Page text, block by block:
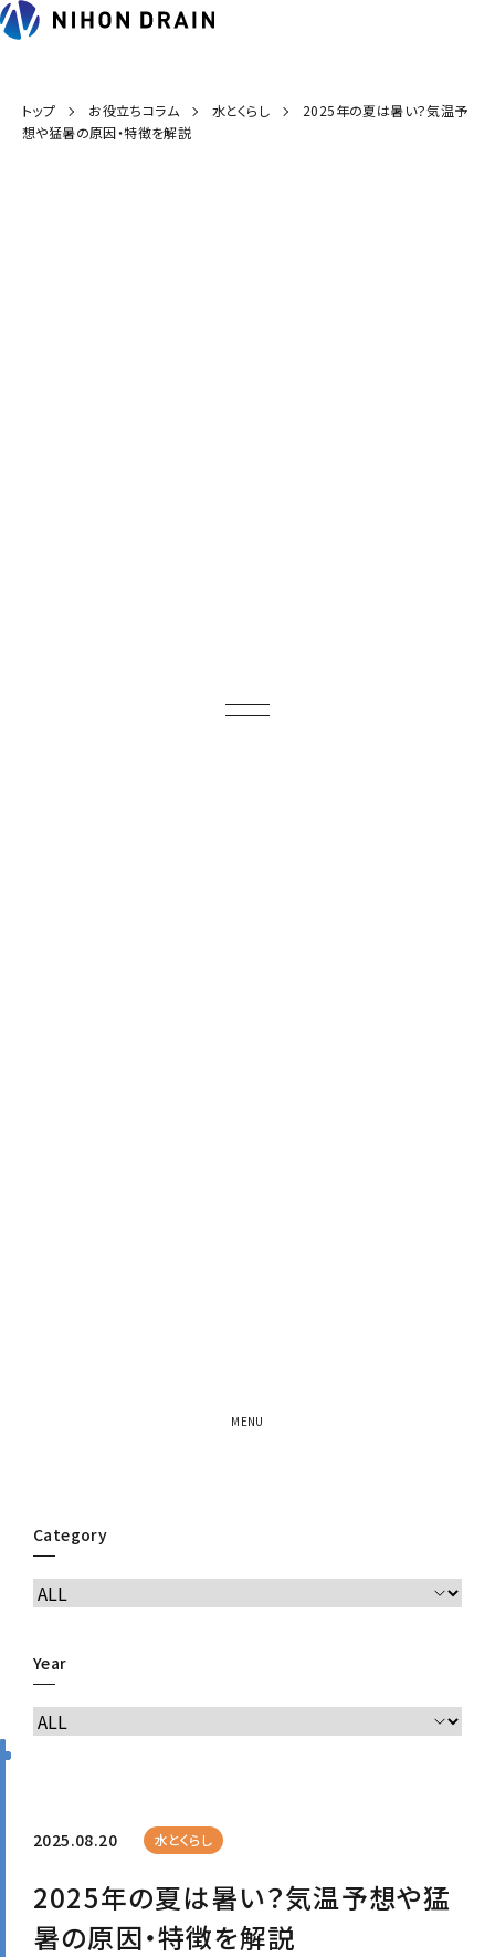
トップ お役立ちコラム 水とくらし
2025年の夏は暑い？気温予
想や猛暑の原因・特徴を解説
Category
Year
2025.08.20 水とくらし
2025年の夏は暑い？気温予想や猛
暑の原因・特徴を解説